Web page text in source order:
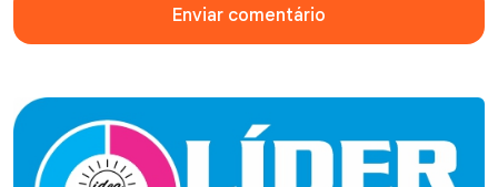
Enviar comentário